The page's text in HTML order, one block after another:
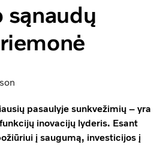
sąnaudų
pasaulyje sunkvežimių – yra
inovacijų lyderis. Esant
į saugumą, investicijos į